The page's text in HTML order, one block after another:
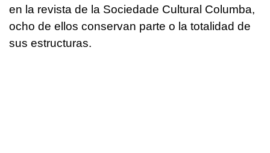
en la revista de la Sociedade Cultural Columba,
ocho de ellos conservan parte o la totalidad de
sus estructuras.